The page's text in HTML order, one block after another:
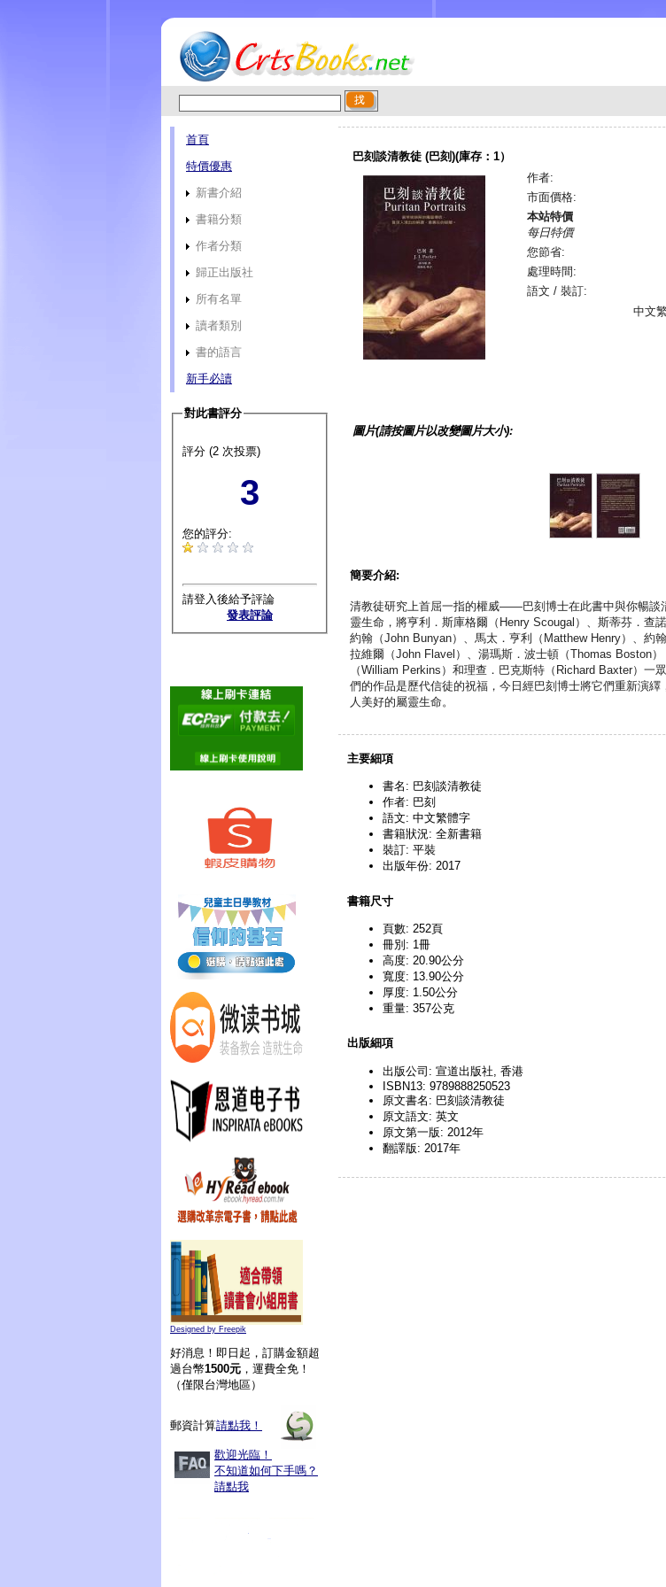
首頁
特價優惠
新書介紹
書籍分類
作者分類
歸正出版社
所有名單
讀者類別
書的語言
新手必讀
對此書評分
評分 (2 次投票)
3
您的評分:
請登入後給予評論
發表評論
Designed by Freepik
好消息！即日起，訂購金額超
過台幣1500元 ，運費全免！
（僅限台灣地區）
郵資計算請點我！
歡迎光臨！
不知道如何下手嗎？
請點我
巴刻談清教徒 (巴刻)(庫存：1）
作者:
市面價格:
本站特價
每日特價
您節省:
處理時間:
語文 / 裝訂:
中文
圖片(請按圖片以改變圖片大小):
簡要介紹:
清教徒研究上首屈一指的權威——巴刻博士在此書中與你暢談
靈生命，將亨利．斯庫格爾（Henry Scougal）、斯蒂芬．查
約翰（John Bunyan）、馬太．亨利（Matthew Henry）、約
拉維爾（John Flavel）、湯瑪斯．波士頓（Thomas Boston
（William Perkins）和理查．巴克斯特（Richard Baxter）一
們的作品是歷代信徒的祝福，今日經巴刻博士將它們重新演
人美好的屬靈生命。
主要細項
書名: 巴刻談清教徒
作者: 巴刻
語文: 中文繁體字
書籍狀況: 全新書籍
裝訂: 平裝
出版年份: 2017
書籍尺寸
頁數: 252頁
冊別: 1冊
高度: 20.90公分
寬度: 13.90公分
厚度: 1.50公分
重量: 357公克
出版細項
出版公司: 宣道出版社, 香港
ISBN13: 9789888250523
原文書名: 巴刻談清教徒
原文語文: 英文
原文第一版: 2012年
翻譯版: 2017年